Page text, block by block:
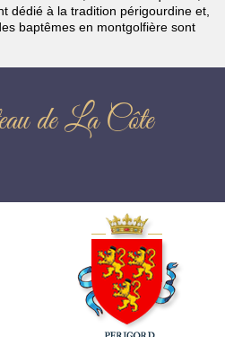
dédié à la tradition périgourdine et,
baptêmes en montgolfière sont
de La Côte